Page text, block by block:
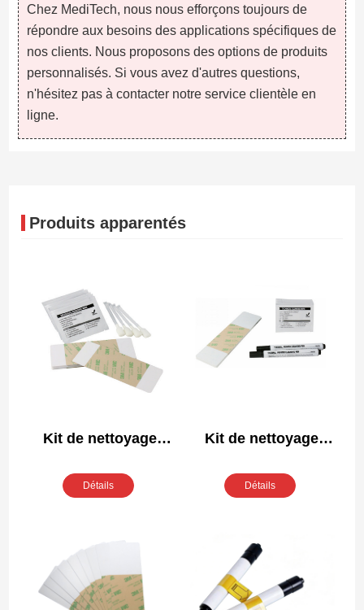
Chez MediTech, nous nous efforçons toujours de
répondre aux besoins des applications spécifiques de
nos clients. Nous proposons des options de produits
personnalisés. Si vous avez d'autres questions,
n'hésitez pas à contacter notre service clientèle en
ligne.
Produits apparentés
Kit de nettoyage
85976
Détails
Kit de nettoyage
85650
Détails